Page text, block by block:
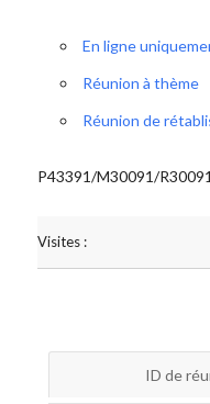
En ligne
Réunion à thème
Réunion de
P43391/M30091/R30091
Visites :
ID de